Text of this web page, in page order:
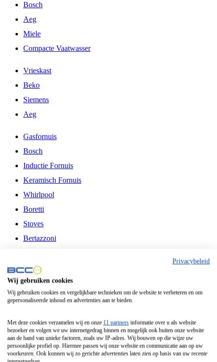
Bosch
Aeg
Miele
Compacte Vaatwasser
Vrieskast
Beko
Siemens
Aeg
Gasfornuis
Bosch
Inductie Fornuis
Keramisch Fornuis
Whirlpool
Boretti
Stoves
Bertazzoni
Fitelli
Airfryer
Frituurpan
Contactgrill
Broodbakmachine
Broodrooster
Privacybeleid
Wij gebruiken cookies
Wij gebruiken cookies en vergelijkbare technieken om de website te verbeteren en om
gepersonaliseerde inhoud en advertenties aan te bieden.
Met deze cookies verzamelen wij en onze 11 partners informatie over u als website
bezoeker en volgen we uw internetgedrag binnen en mogelijk ook buiten onze website
aan de hand van unieke factoren, zoals uw IP-adres. Wij bouwen op die wijze uw
persoonlijke profiel op. Hiermee passen wij onze website en communicatie aan op uw
voorkeuren. Ook kunnen wij zo gerichte advertenties laten zien op basis van uw recente